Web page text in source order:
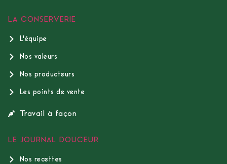
LA CONSERVERIE
L'équipe
Nos valeurs
Nos producteurs
Les points de vente
Travail à façon
LE JOURNAL DOUCEUR
Nos recettes